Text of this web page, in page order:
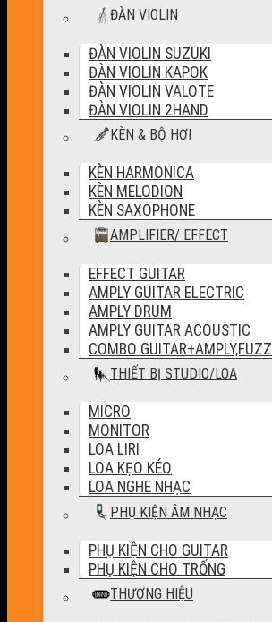
ĐÀN VIOLIN
ĐÀN VIOLIN SUZUKI
ĐÀN VIOLIN KAPOK
ĐÀN VIOLIN VALOTE
ĐÀN VIOLIN 2HAND
KÈN & BỘ HƠI
KÈN HARMONICA
KÈN MELODION
KÈN SAXOPHONE
AMPLIFIER/ EFFECT
EFFECT GUITAR
AMPLY GUITAR ELECTRIC
AMPLY DRUM
AMPLY GUITAR ACOUSTIC
COMBO GUITAR+AMPLY,FUZZ
THIẾT BỊ STUDIO/LOA
MICRO
MONITOR
LOA LIRI
LOA KẸO KÉO
LOA NGHE NHẠC
PHỤ KIỆN ÂM NHẠC
PHỤ KIỆN CHO GUITAR
PHỤ KIỆN CHO TRỐNG
THƯƠNG HIỆU